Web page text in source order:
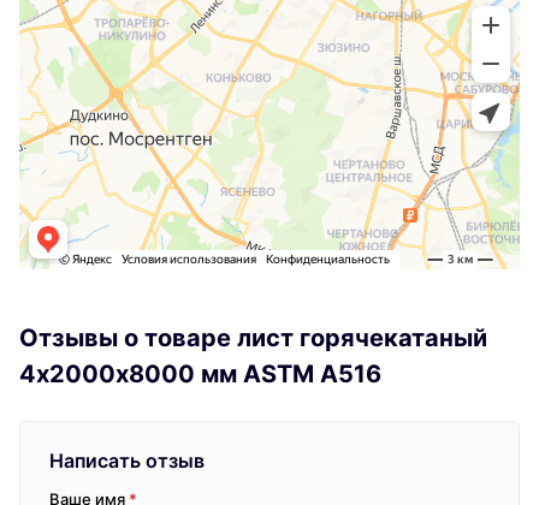
Отзывы о товаре лист горячекатаный
4х2000х8000 мм ASTM A516
Написать отзыв
Ваше имя *